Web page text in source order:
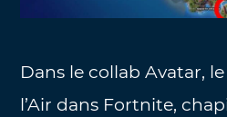
Dans le collab Avatar,
l’Air dans Fortnite,